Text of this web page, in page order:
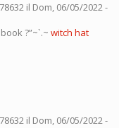
il Dom, 06/05/2022 -
?”~`.~ witch hat
il Dom, 06/05/2022 -